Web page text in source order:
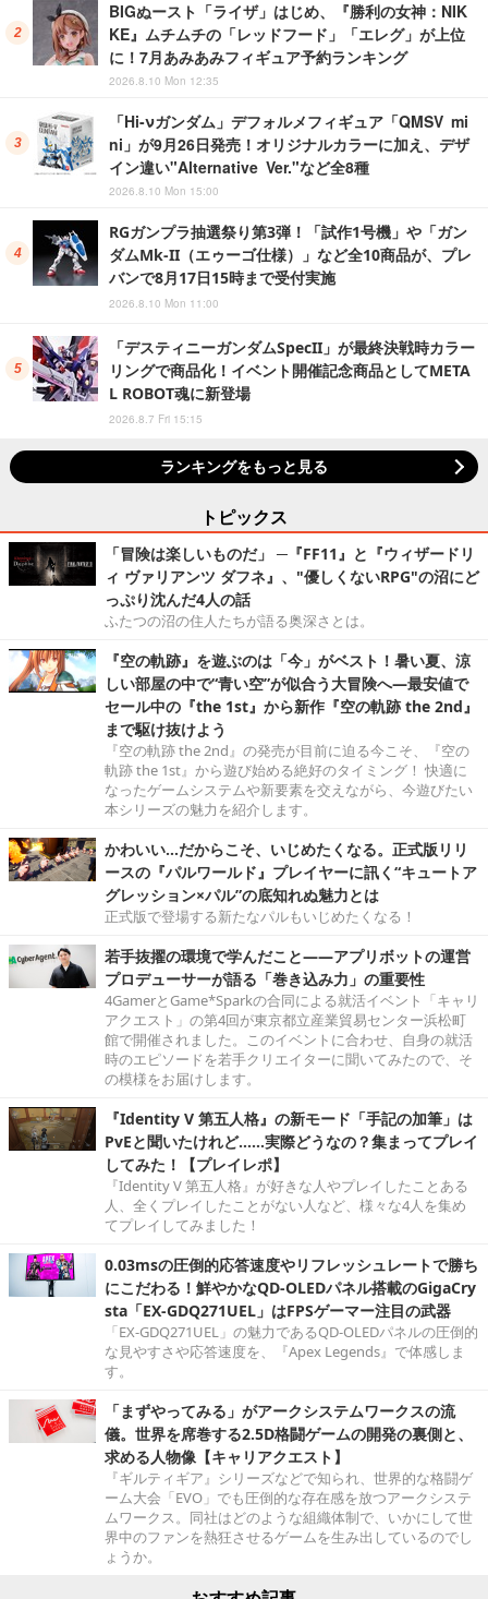
BIGぬースト「ライザ」はじめ、『勝利の女神：NIK
KE』ムチムチの「レッドフード」「エレグ」が上位
に！7月あみあみフィギュア予約ランキング
2026.8.10 Mon 12:35
「Hi-νガンダム」デフォルメフィギュア「QMSV mi
ni」が9月26日発売！オリジナルカラーに加え、デザ
イン違い"Alternative Ver."など全8種
2026.8.10 Mon 15:00
RGガンプラ抽選祭り第3弾！「試作1号機」や「ガン
ダムMk-II（エゥーゴ仕様）」など全10商品が、プレ
バンで8月17日15時まで受付実施
2026.8.10 Mon 11:00
「デスティニーガンダムSpecII」が最終決戦時カラー
リングで商品化！イベント開催記念商品としてMETA
L ROBOT魂に新登場
2026.8.7 Fri 15:15
ランキングをもっと見る
トピックス
「冒険は楽しいものだ」 ─『FF11』と『ウィザードリ
ィ ヴァリアンツ ダフネ』、"優しくないRPG"の沼にど
っぷり沈んだ4人の話
ふたつの沼の住人たちが語る奥深さとは。
『空の軌跡』を遊ぶのは「今」がベスト！暑い夏、涼
しい部屋の中で“青い空”が似合う大冒険へ―最安値で
セール中の『the 1st』から新作『空の軌跡 the 2nd』
まで駆け抜けよう
『空の軌跡 the 2nd』の発売が目前に迫る今こそ、『空の
軌跡 the 1st』から遊び始める絶好のタイミング！ 快適に
なったゲームシステムや新要素を交えながら、今遊びたい
本シリーズの魅力を紹介します。
かわいい…だからこそ、いじめたくなる。正式版リリ
ースの『パルワールド』プレイヤーに訊く“キュートア
グレッション×パル”の底知れぬ魅力とは
正式版で登場する新たなパルもいじめたくなる！
若手抜擢の環境で学んだこと――アプリボットの運営
プロデューサーが語る「巻き込み力」の重要性
4GamerとGame*Sparkの合同による就活イベント「キャリ
アクエスト」の第4回が東京都立産業貿易センター浜松町
館で開催されました。このイベントに合わせ、自身の就活
時のエピソードを若手クリエイターに聞いてみたので、そ
の模様をお届けします。
『Identity V 第五人格』の新モード「手記の加筆」は
PvEと聞いたけれど……実際どうなの？集まってプレイ
してみた！【プレイレポ】
『Identity V 第五人格』が好きな人やプレイしたことある
人、全くプレイしたことがない人など、様々な4人を集め
てプレイしてみました！
0.03msの圧倒的応答速度やリフレッシュレートで勝ち
にこだわる！鮮やかなQD-OLEDパネル搭載のGigaCry
sta「EX-GDQ271UEL」はFPSゲーマー注目の武器
「EX-GDQ271UEL」の魅力であるQD-OLEDパネルの圧倒的
な見やすさや応答速度を、『Apex Legends』で体感しま
す。
「まずやってみる」がアークシステムワークスの流
儀。世界を席巻する2.5D格闘ゲームの開発の裏側と、
求める人物像【キャリアクエスト】
『ギルティギア』シリーズなどで知られ、世界的な格闘ゲ
ーム大会「EVO」でも圧倒的な存在感を放つアークシステ
ムワークス。同社はどのような組織体制で、いかにして世
界中のファンを熱狂させるゲームを生み出しているのでし
ょうか。